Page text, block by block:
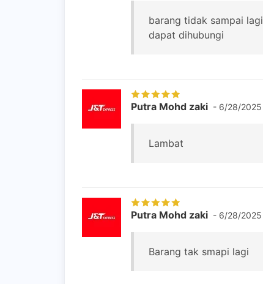
barang tidak sampai
dapat dihubungi
Putra Mohd zaki - 6/28/2025
Lambat
Putra Mohd zaki - 6/28/2025
Barang tak smapi lagi